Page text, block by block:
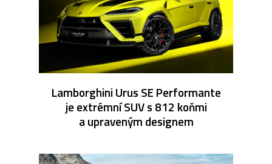
Lamborghini Urus SE Performante
je extrémní SUV s 812 koňmi
a upraveným designem